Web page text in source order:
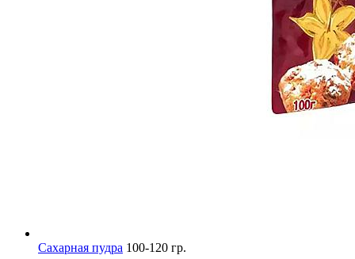
Сахарная пудра 100-120 гр.